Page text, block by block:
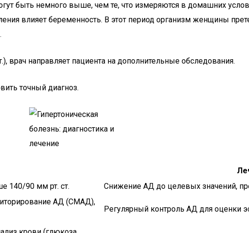
быть немного выше, чем те, что измеряются в домашних
влияет беременность. В этот период организм женщины
врач направляет пациента на дополнительные обследования.
точный диагноз.
140/90 мм рт. ст.
Снижение АД до целевых значений,
АД (СМАД),
Регулярный контроль АД для оценки